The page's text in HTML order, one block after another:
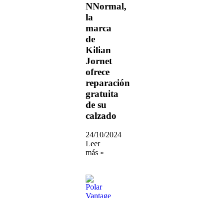
NNormal,
la
marca
de
Kilian
Jornet
ofrece
reparación
gratuita
de su
calzado
24/10/2024
Leer
más »